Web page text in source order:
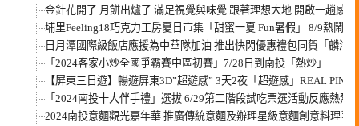
金針花開了 月餅出爐了 滿足視覺與味覺 跟著理想大地 開啟一趟感
埔里Feeling18巧克力工房夏日市集「甜蜜一夏 Fun暑假」 8/9熱鬧登
日月潭國際級飯店應援為中華隊加油 推出快閃優惠禮包同賀「麟
「2024客家小炒全國爭霸賽中區初賽」7/28日到南投「熱炒」
【屏東三日遊】暢遊屏東3D”超遊感” 3天2夜「超遊感」REAL
「2024南投十大伴手禮」選拔 6/29第二階段試吃票選活動反應熱烈
2024南投意麵觀光嘉年華 推廣傳統意麵及辦理星級意麵創意料理爭